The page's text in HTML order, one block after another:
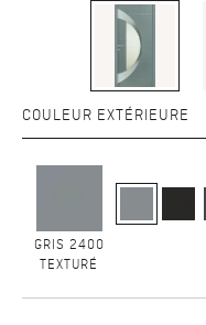
COULEUR EXTÉRIEURE
GRIS 2400
TEXTURÉ